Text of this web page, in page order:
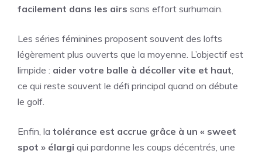
facilement dans les airs sans effort surhumain.
Les séries féminines proposent souvent des lofts
légèrement plus ouverts que la moyenne. L’objectif est
limpide : aider votre balle à décoller vite et haut,
ce qui reste souvent le défi principal quand on débute
le golf.
Enfin, la tolérance est accrue grâce à un « sweet
spot » élargi qui pardonne les coups décentrés, une